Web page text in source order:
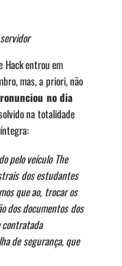
Hack entrou em
mas, a priori, não
no dia
na totalidade
pelo veículo The
dos estudantes
que ao, trocar os
dos documentos dos
contratada
de segurança, que